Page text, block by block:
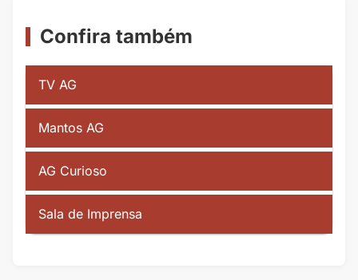
Confira também
TV AG
Mantos AG
AG Curioso
Sala de Imprensa